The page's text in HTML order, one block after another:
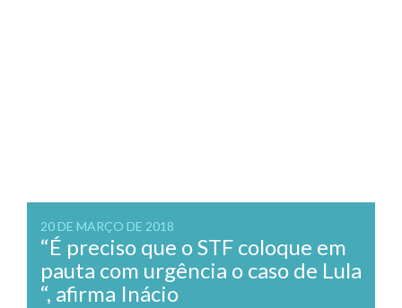
20 DE MARÇO DE 2018
“É preciso que o STF coloque em
pauta com urgência o caso de Lula
“, afirma Inácio